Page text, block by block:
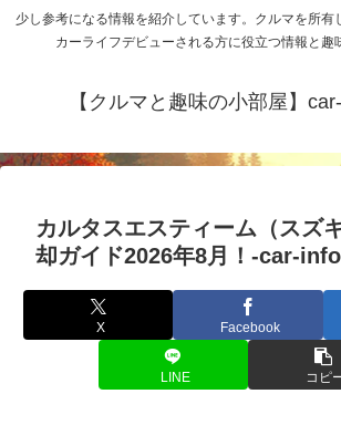
少し参考になる情報を紹介しています。クルマを所有
カーライフデビューされる方に役立つ情報と趣
【クルマと趣味の小部屋】
カルタスエスティーム（スズ
却ガイド2026年8月！-car-
X Facebook
LINE コピ